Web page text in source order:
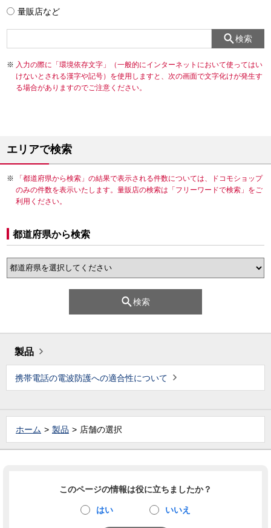
量販店など
検索
入力の際に「環境依存文字」（一般的にインターネットにおいて使ってはい
けないとされる漢字や記号）を使用しますと、次の画面で文字化けが発生す
る場合がありますのでご注意ください。
エリアで検索
「都道府県から検索」の結果で表示される件数については、ドコモショップ
のみの件数を表示いたします。量販店の検索は「フリーワードで検索」をご
利用ください。
都道府県から検索
検索
製品
携帯電話の電波防護への適合性について
ホーム 製品 店舗の選択
このページの情報は役に立ちましたか？
はい いいえ